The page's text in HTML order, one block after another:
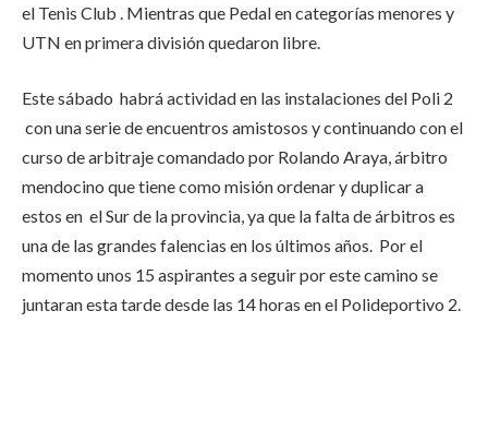
el Tenis Club . Mientras que Pedal en categorías menores y
UTN en primera división quedaron libre.
Este sábado habrá actividad en las instalaciones del Poli 2
con una serie de encuentros amistosos y continuando con el
curso de arbitraje comandado por Rolando Araya, árbitro
mendocino que tiene como misión ordenar y duplicar a
estos en el Sur de la provincia, ya que la falta de árbitros es
una de las grandes falencias en los últimos años. Por el
momento unos 15 aspirantes a seguir por este camino se
juntaran esta tarde desde las 14 horas en el Polideportivo 2.